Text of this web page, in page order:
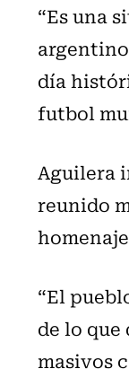
“Es una
día
futbol
Aguilera
reunido
“El
de lo
masivos